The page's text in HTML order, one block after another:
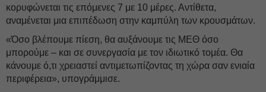
κορυφώνεται τις επόμενες 7 με 10 μέρες. Αντίθετα,
αναμένεται μια επιπέδωση στην καμπύλη των κρουσμάτων.
«Όσο βλέπουμε πίεση, θα αυξάνουμε τις ΜΕΘ όσο
μπορούμε – και σε συνεργασία με τον ιδιωτικό τομέα. Θα
κάνουμε ό,τι χρειαστεί αντιμετωπίζοντας τη χώρα σαν ενιαία
περιφέρεια», υπογράμμισε.